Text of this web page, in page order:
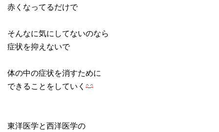
赤くなってるだけで
そんなに気にしてないのなら
症状を抑えないで
体の中の症状を消すために
できることをしていく
東洋医学と西洋医学の